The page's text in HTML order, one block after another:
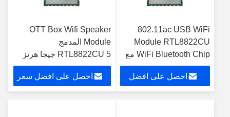
802.11ac USB WiFi
Module RTL8822CU
WiFi Bluetooth Chip مع
هوائي خارجي
احصل على افضل
OTT Box Wifi Speaker
Module المدمج
RTL8822CU 5 جيجا هرتز
لنظام التشغيل Linux
Android OS
احصل على افضل سعر